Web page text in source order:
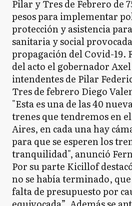
Pilar y Tres de Febrero de
pesos para implementar
protección y asistencia
sanitaria y social
propagación del Covid-19.
del acto el gobernador
intendentes de Pilar
Tres de febrero Diego
"Esta es una de las 40
trenes que tendremos en
Aires, en cada una hay
para que se esperen los
tranquilidad", anunció
Por su parte Kicillof
no se había terminado,
falta de presupuesto por